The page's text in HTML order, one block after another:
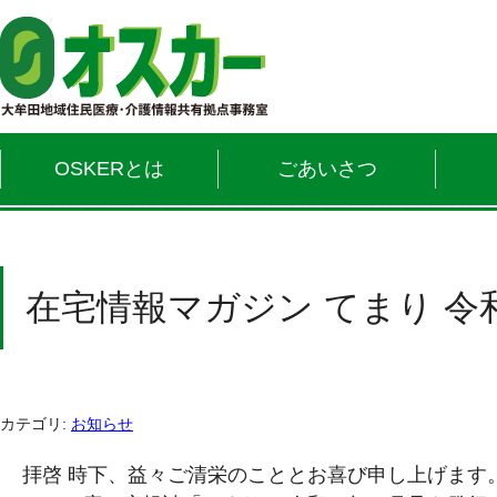
OSKERとは ごあいさつ
在宅情報マガジン てまり 令
カテゴリ: お知らせ
拝啓 時下、益々ご清栄のこととお喜び申し上げます